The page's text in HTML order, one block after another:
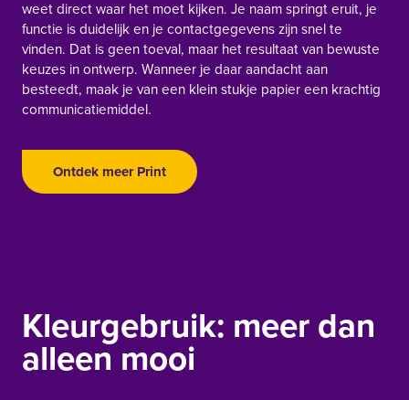
weet direct waar het moet kijken. Je naam springt eruit, je
functie is duidelijk en je contactgegevens zijn snel te
vinden. Dat is geen toeval, maar het resultaat van bewuste
keuzes in ontwerp. Wanneer je daar aandacht aan
besteedt, maak je van een klein stukje papier een krachtig
communicatiemiddel.
Ontdek meer Print
Kleurgebruik: meer dan
alleen mooi